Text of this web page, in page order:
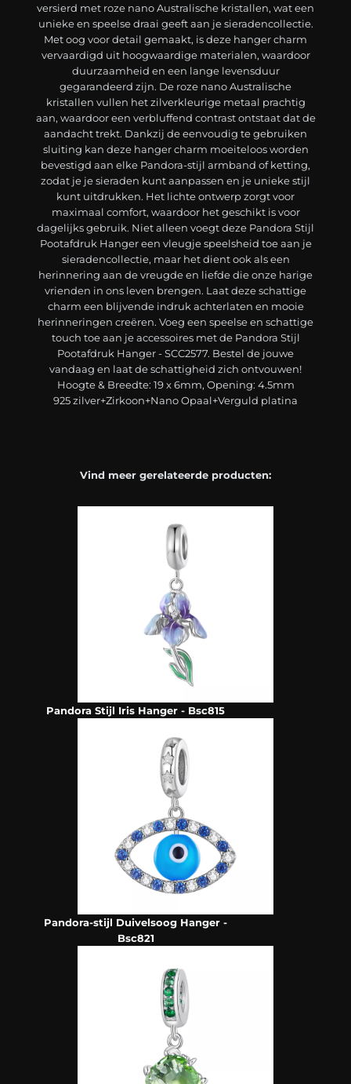
versierd met roze nano Australische kristallen, wat een
unieke en speelse draai geeft aan je sieradencollectie.
Met oog voor detail gemaakt, is deze hanger charm
vervaardigd uit hoogwaardige materialen, waardoor
duurzaamheid en een lange levensduur
gegarandeerd zijn. De roze nano Australische
kristallen vullen het zilverkleurige metaal prachtig
aan, waardoor een verbluffend contrast ontstaat dat de
aandacht trekt. Dankzij de eenvoudig te gebruiken
sluiting kan deze hanger charm moeiteloos worden
bevestigd aan elke Pandora-stijl armband of ketting,
zodat je je sieraden kunt aanpassen en je unieke stijl
kunt uitdrukken. Het lichte ontwerp zorgt voor
maximaal comfort, waardoor het geschikt is voor
dagelijks gebruik. Niet alleen voegt deze Pandora Stijl
Pootafdruk Hanger een vleugje speelsheid toe aan je
sieradencollectie, maar het dient ook als een
herinnering aan de vreugde en liefde die onze harige
vrienden in ons leven brengen. Laat deze schattige
charm een blijvende indruk achterlaten en mooie
herinneringen creëren. Voeg een speelse en schattige
touch toe aan je accessoires met de Pandora Stijl
Pootafdruk Hanger - SCC2577. Bestel de jouwe
vandaag en laat de schattigheid zich ontvouwen!
Hoogte & Breedte: 19 x 6mm, Opening: 4.5mm
925 zilver+Zirkoon+Nano Opaal+Verguld platina
Vind meer gerelateerde producten:
Pandora Stijl Iris Hanger - Bsc815
Pandora-stijl Duivelsoog Hanger -
Bsc821